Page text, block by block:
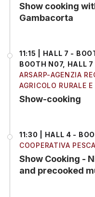
Show cooking
Gambacorta
11:15 | HALL 7 -
BOOTH N07, HALL
ARSARP-AGENZIA
AGRICOLO RURALE
Show-cooking
11:30 | HALL 4 -
COOPERATIVA
Show Cooking -
and precooked